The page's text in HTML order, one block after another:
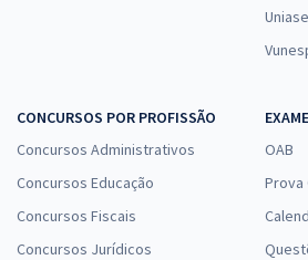
Uniase
CONCURSOS POR PROFISSÃO
Concursos Administrativos
Concursos Educação
Concursos Fiscais
Concursos Jurídicos
OAB
Prova